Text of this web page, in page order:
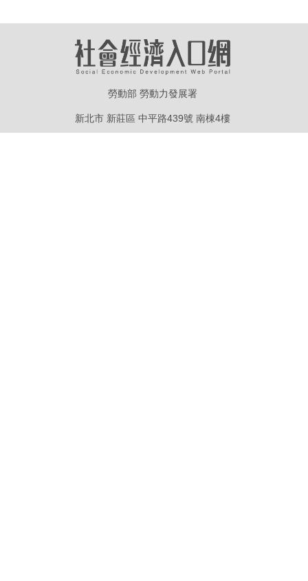
勞動部 勞動力發展署
新北市 新莊區 中平路439號 南棟4樓